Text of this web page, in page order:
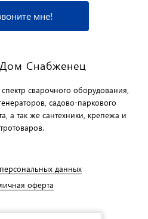
мне!
Снабженец
сварочного оборудования,
садово-паркового
а так же сантехники, крепежа и
данных
оферта